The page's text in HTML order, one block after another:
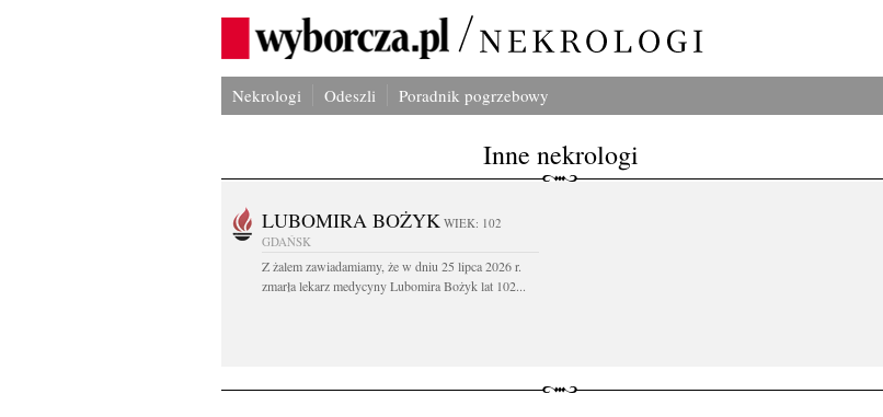
Nekrologi Odeszli Poradnik pogrzebowy
Inne nekrologi
LUBOMIRA BOŻYK WIEK: 102
GDAŃSK
Z żalem zawiadamiamy, że w dniu 25 lipca 2026 r.
zmarła lekarz medycyny Lubomira Bożyk lat 102...